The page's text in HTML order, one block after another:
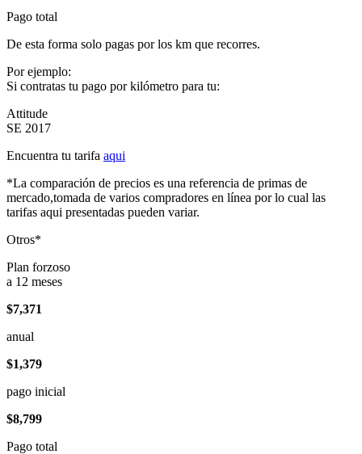
Pago total
De esta forma solo pagas por los km que recorres.
Por ejemplo:
Si contratas tu pago por kilómetro para tu:
Attitude
SE 2017
Encuentra tu tarifa aqui
*La comparación de precios es una referencia de primas de
mercado,tomada de varios compradores en línea por lo cual las
tarifas aqui presentadas pueden variar.
Otros*
Plan forzoso
a 12 meses
$7,371
anual
$1,379
pago inicial
$8,799
Pago total